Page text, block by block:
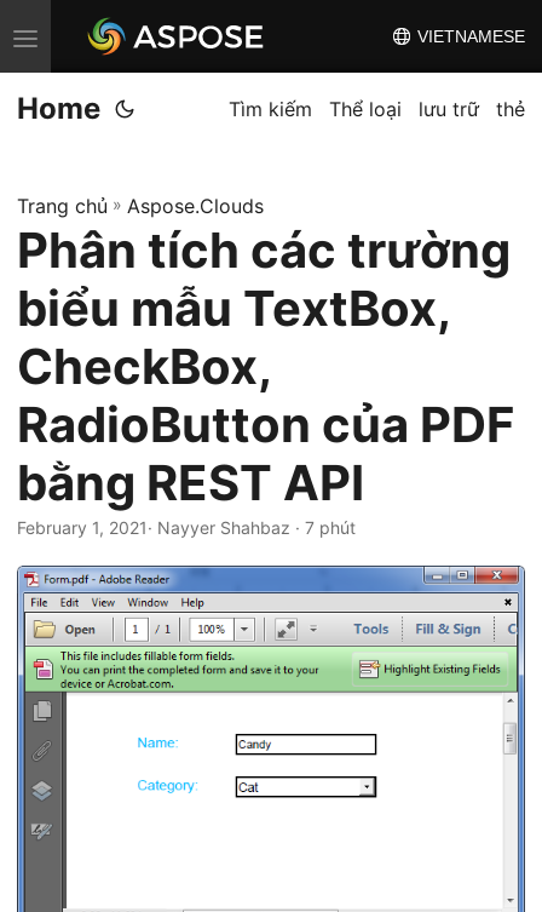
C
h
u
n
đ
i
đ
i
ề
u
h
ư
n
g
VIETNAMESE
Home Tìm kiếm Thể loại lưu trữ thẻ
Trang chủ » Aspose.Clouds
Phân tích các trường
biểu mẫu TextBox,
CheckBox,
RadioButton của PDF
bằng REST API
February 1, 2021· Nayyer Shahbaz · 7 phút